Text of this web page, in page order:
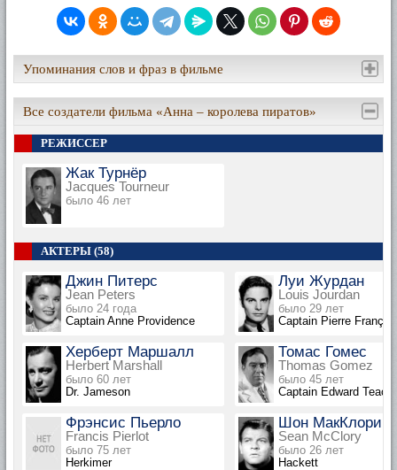
Упоминания слов и фраз в фильме
Все создатели фильма «Анна – королева пиратов»
РЕЖИССЕР
Жак Турнёр
Jacques Tourneur
было 46 лет
АКТЕРЫ (58)
Джин Питерс
Jean Peters
было 24 года
Captain Anne Providence
Луи Журдан
Louis Jourdan
было 29 лет
Captain Pierre
Херберт Маршалл
Herbert Marshall
было 60 лет
Dr. Jameson
Томас Гомес
Thomas Gomez
было 45 лет
Captain Edward
Фрэнсис Пьерло
Francis Pierlot
было 75 лет
Herkimer
Шон МакКлори
Sean McClory
было 26 лет
Hackett